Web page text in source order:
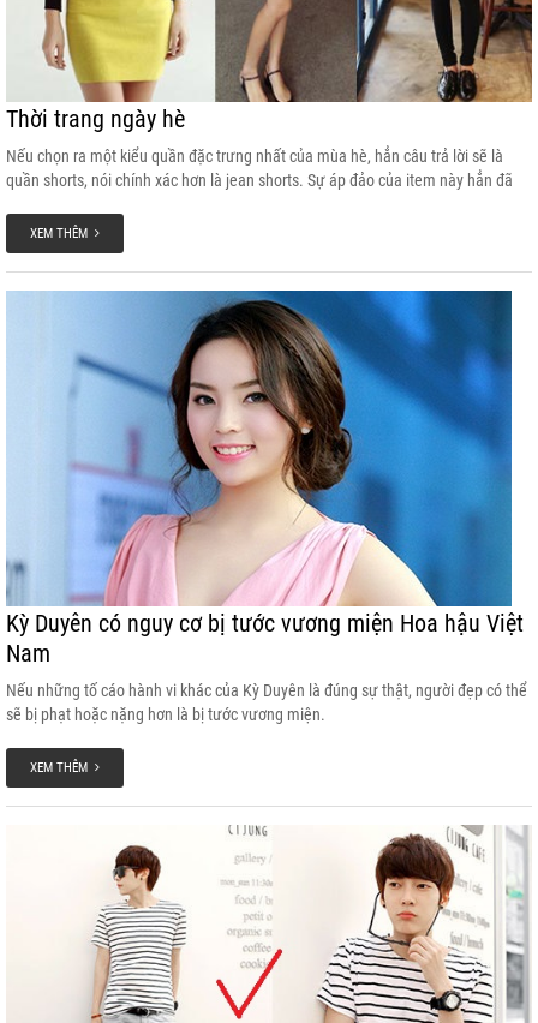
Thời trang ngày hè
Nếu chọn ra một kiểu quần đặc trưng nhất của mùa hè, hẳn câu trả lời sẽ là
quần shorts, nói chính xác hơn là jean shorts. Sự áp đảo của item này hẳn đã
gương mặt rất dễ yêu khác là quần shorts vải mềm.
XEM THÊM
Kỳ Duyên có nguy cơ bị tước vương miện Hoa hậu Việt
Nam
Nếu những tố cáo hành vi khác của Kỳ Duyên là đúng sự thật, người đẹp có thể
sẽ bị phạt hoặc nặng hơn là bị tước vương miện.
XEM THÊM